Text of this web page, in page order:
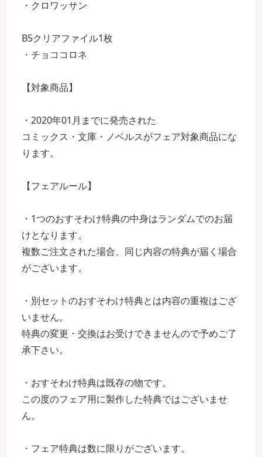
・クロワッサン
B5クリアファイル1枚
・チョココロネ
【対象商品】
・2020年01月までに発売された
コミックス・文庫・ノベルスがフェア対象商品にな
ります。
【フェアルール】
・1つのおすそわけ特典の中身はランダムでのお届
けとなります。
複数ご注文された場合、同じ内容の特典が届く場合
がございます。
・別セットのおすそわけ特典とは内容の重複はござ
いません。
特典の変更・交換はお受けできませんので予めご了
承下さい。
・おすそわけ特典は既存の物です。
この度のフェア用に製作した特典ではございませ
ん。
・フェア特典は数に限りがございます。